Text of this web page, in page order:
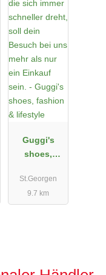
Guggi's
shoes,
lifestyle
St.Georgen
9.7 km